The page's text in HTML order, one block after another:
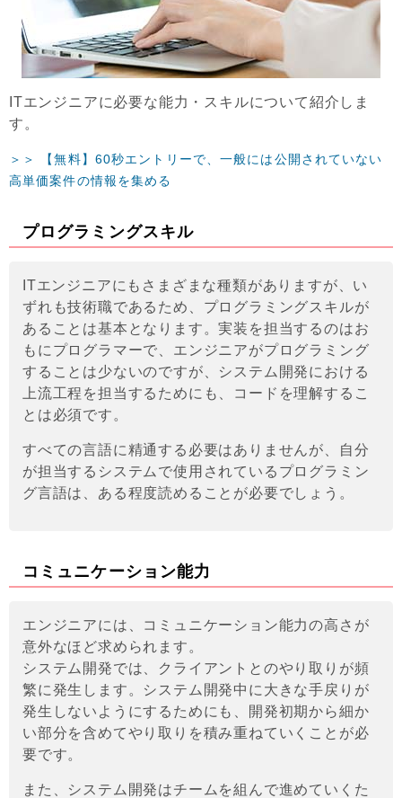
ITエンジニアに必要な能力・スキルについて紹介しま
す。
＞＞ 【無料】60秒エントリーで、一般には公開されていない
高単価案件の情報を集める
プログラミングスキル
ITエンジニアにもさまざまな種類がありますが、い
ずれも技術職であるため、プログラミングスキルが
あることは基本となります。実装を担当するのはお
もにプログラマーで、エンジニアがプログラミング
することは少ないのですが、システム開発における
上流工程を担当するためにも、コードを理解するこ
とは必須です。
すべての言語に精通する必要はありませんが、自分
が担当するシステムで使用されているプログラミン
グ言語は、ある程度読めることが必要でしょう。
コミュニケーション能力
エンジニアには、コミュニケーション能力の高さが
意外なほど求められます。
システム開発では、クライアントとのやり取りが頻
繁に発生します。システム開発中に大きな手戻りが
発生しないようにするためにも、開発初期から細か
い部分を含めてやり取りを積み重ねていくことが必
要です。
また、システム開発はチームを組んで進めていくた